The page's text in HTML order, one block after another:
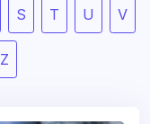
S T U V
Z